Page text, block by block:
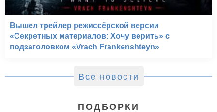
Вышел трейлер режиссёрской версии
«Секретных материалов: Хочу верить» с
подзаголовком «Vrach Frankenshteyn»
Все новости
ПОДБОРКИ